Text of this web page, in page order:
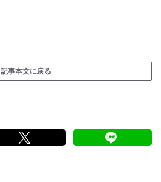
記事本文に戻る